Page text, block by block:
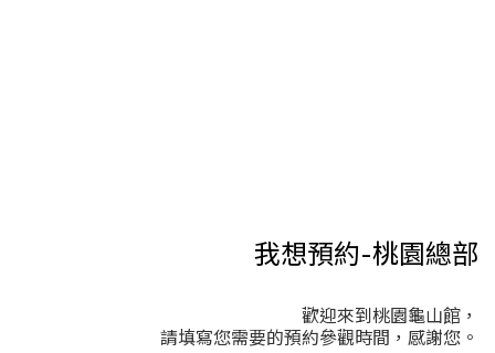
我想預約-桃園總部
歡迎來到桃園龜山館，
請填寫您需要的預約參觀時間，感謝您。